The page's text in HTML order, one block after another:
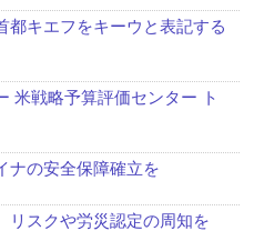
都キエフをキーウと表記する
米戦略予算評価センター ト
ナの安全保障確立を
リスクや労災認定の周知を